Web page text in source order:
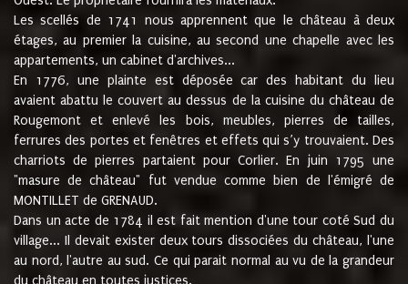
Les scellés de 1741 nous apprennent que le château à deux
étages, au premier la cuisine, au second une chapelle avec les
appartements, un cabinet d'archives...
En 1776, une plainte est déposée car des habitant du lieu
avaient abattu le couvert au dessus de la cuisine du château de
Rougemont et enlevé les bois, meubles, pierres de tailles,
ferrures des portes et fenêtres et effets qui s’y trouvaient. Des
charriots de pierres partaient pour Corlier. En juin 1795 une
"masure de château" fut vendue comme bien de l'émigré de
MONTILLET de GRENAUD.
Dans un acte de 1784 il est fait mention d'une tour coté Sud du
village... Il devait exister deux tours dissociées du château, l'une
au nord, l'autre au sud. Ce qui parait normal au vu de la grandeur
du château en toutes justices.